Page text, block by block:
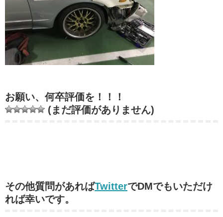
お願い、何卒評価を！！！
(まだ評価がありません)
その他質問があればTwitterでDMでもいただけ
れば幸いです。